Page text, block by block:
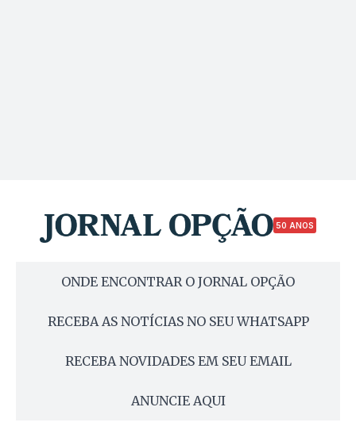
50 ANOS
ONDE ENCONTRAR O JORNAL OPÇÃO
RECEBA AS NOTÍCIAS NO SEU WHATSAPP
RECEBA NOVIDADES EM SEU EMAIL
ANUNCIE AQUI